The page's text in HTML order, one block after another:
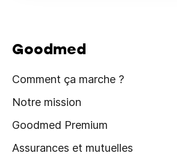
Goodmed
Comment ça marche ?
Notre mission
Goodmed Premium
Assurances et mutuelles